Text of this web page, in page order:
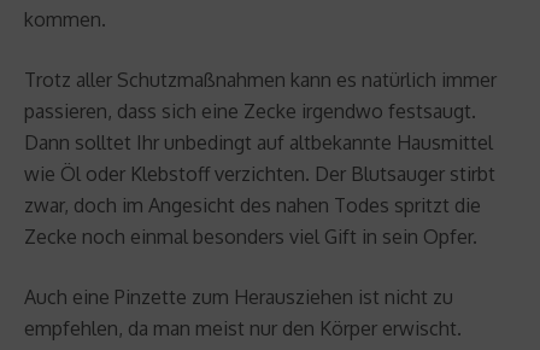
kommen.
Trotz aller Schutzmaßnahmen kann es natürlich immer
passieren, dass sich eine Zecke irgendwo festsaugt.
Dann solltet Ihr unbedingt auf altbekannte Hausmittel
wie Öl oder Klebstoff verzichten. Der Blutsauger stirbt
zwar, doch im Angesicht des nahen Todes spritzt die
Zecke noch einmal besonders viel Gift in sein Opfer.
Auch eine Pinzette zum Herausziehen ist nicht zu
empfehlen, da man meist nur den Körper erwischt.